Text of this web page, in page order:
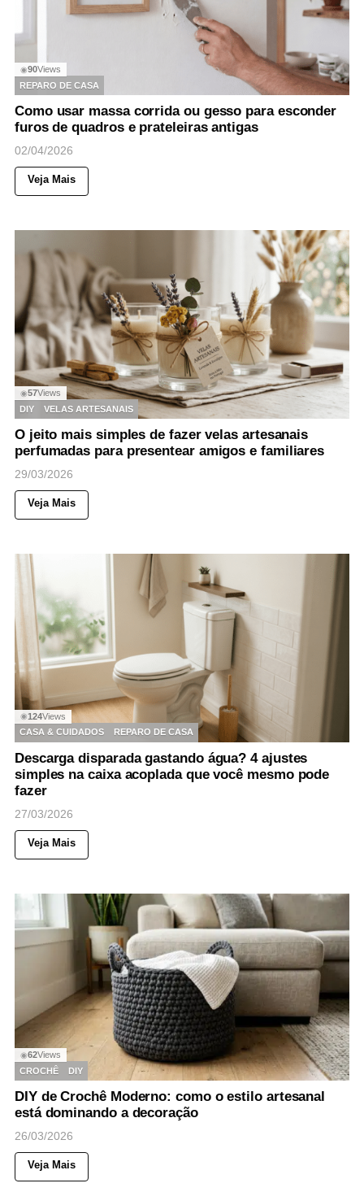
◉90Views
REPARO DE CASA
Como usar massa corrida ou gesso para esconder
furos de quadros e prateleiras antigas
02/04/2026
Veja Mais
◉57Views
DIY
VELAS ARTESANAIS
O jeito mais simples de fazer velas artesanais
perfumadas para presentear amigos e familiares
29/03/2026
Veja Mais
◉124Views
CASA & CUIDADOS
REPARO DE CASA
Descarga disparada gastando água? 4 ajustes
simples na caixa acoplada que você mesmo pode
fazer
27/03/2026
Veja Mais
◉62Views
CROCHÊ
DIY
DIY de Crochê Moderno: como o estilo artesanal
está dominando a decoração
26/03/2026
Veja Mais